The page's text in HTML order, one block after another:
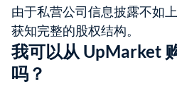
由于私营公司信息披露不如
获知完整的股权结构。
我可以从 UpMarket
吗？